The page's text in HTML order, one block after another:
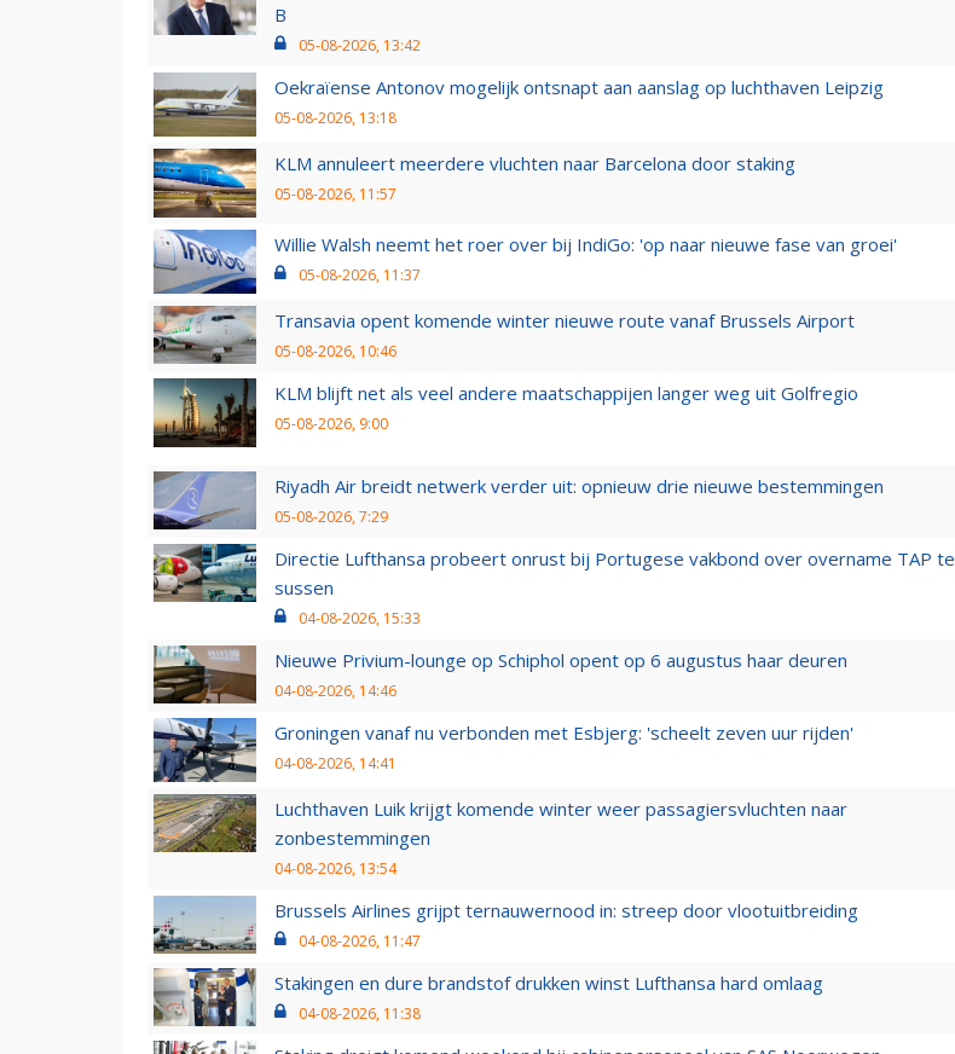
B
05-08-2026, 13:42
Oekraïense Antonov mogelijk ontsnapt aan aanslag op luchthaven Leipzig
05-08-2026, 13:18
KLM annuleert meerdere vluchten naar Barcelona door staking
05-08-2026, 11:57
Willie Walsh neemt het roer over bij IndiGo: 'op naar nieuwe fase van groei'
05-08-2026, 11:37
Transavia opent komende winter nieuwe route vanaf Brussels Airport
05-08-2026, 10:46
KLM blijft net als veel andere maatschappijen langer weg uit Golfregio
05-08-2026, 9:00
Riyadh Air breidt netwerk verder uit: opnieuw drie nieuwe bestemmingen
05-08-2026, 7:29
Directie Lufthansa probeert onrust bij Portugese vakbond over overname TAP te
sussen
04-08-2026, 15:33
Nieuwe Privium-lounge op Schiphol opent op 6 augustus haar deuren
04-08-2026, 14:46
Groningen vanaf nu verbonden met Esbjerg: 'scheelt zeven uur rijden'
04-08-2026, 14:41
Luchthaven Luik krijgt komende winter weer passagiersvluchten naar
zonbestemmingen
04-08-2026, 13:54
Brussels Airlines grijpt ternauwernood in: streep door vlootuitbreiding
04-08-2026, 11:47
Stakingen en dure brandstof drukken winst Lufthansa hard omlaag
04-08-2026, 11:38